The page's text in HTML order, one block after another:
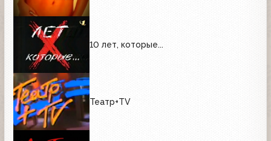
10 лет, которые...
Театр+TV